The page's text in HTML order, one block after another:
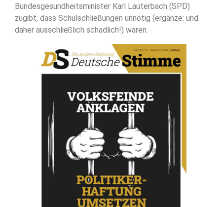
Bundesgesundheitsminister Karl Lauterbach (SPD)
zugibt, dass Schulschließungen unnötig (ergänze: und
daher ausschließlich schädlich!) waren.